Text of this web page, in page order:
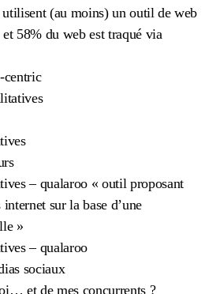
(au moins) un outil de web
58% du web est traqué via
centric
– qualaroo « outil proposant
internet sur la base d’une
»
– qualaroo
sociaux
et de mes concurrents ?